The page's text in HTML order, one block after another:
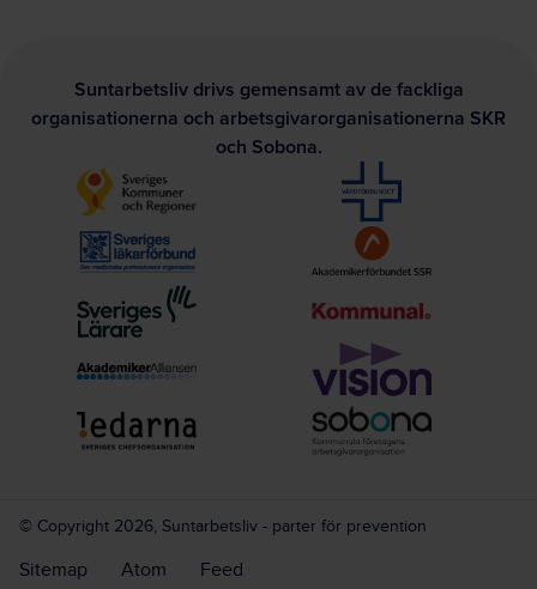
Suntarbetsliv drivs gemensamt av de fackliga
organisationerna och arbetsgivarorganisationerna SKR
och Sobona.
© Copyright 2026, Suntarbetsliv - parter för prevention
Sitemap Atom Feed